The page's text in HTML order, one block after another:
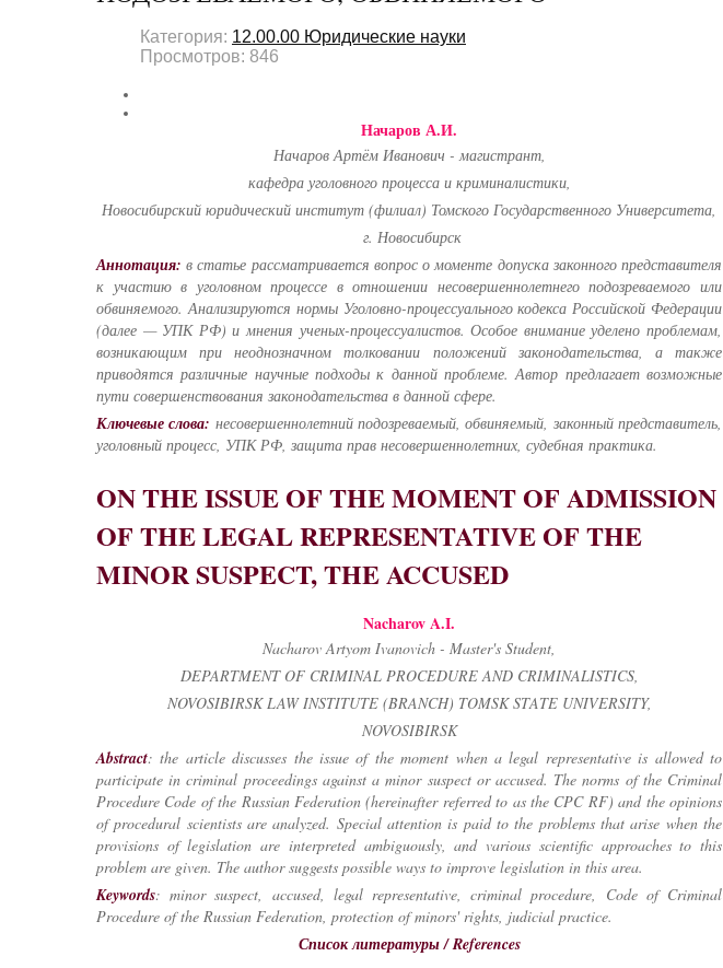
Категория: 12.00.00 Юридические науки
Просмотров: 846
Начаров А.И.
Начаров Артём Иванович - магистрант,
кафедра уголовного процесса и криминалистики,
Новосибирский юридический институт (филиал) Томского Государственного Университета,
г. Новосибирск
Аннотация: в статье рассматривается вопрос о моменте допуска законного представителя
к участию в уголовном процессе в отношении несовершеннолетнего подозреваемого или
обвиняемого. Анализируются нормы Уголовно-процессуального кодекса Российской Федерации
(далее — УПК РФ) и мнения ученых-процессуалистов. Особое внимание уделено проблемам,
возникающим при неоднозначном толковании положений законодательства, а также
приводятся различные научные подходы к данной проблеме. Автор предлагает возможные
пути совершенствования законодательства в данной сфере.
Ключевые слова: несовершеннолетний подозреваемый, обвиняемый, законный представитель,
уголовный процесс, УПК РФ, защита прав несовершеннолетних, судебная практика.
ON THE ISSUE OF THE MOMENT OF ADMISSION
OF THE LEGAL REPRESENTATIVE OF THE
MINOR SUSPECT, THE ACCUSED
Nacharov A.I.
Nacharov Artyom Ivanovich - Master's Student,
DEPARTMENT OF CRIMINAL PROCEDURE AND CRIMINALISTICS,
NOVOSIBIRSK LAW INSTITUTE (BRANCH) TOMSK STATE UNIVERSITY,
NOVOSIBIRSK
Abstract: the article discusses the issue of the moment when a legal representative is allowed to
participate in criminal proceedings against a minor suspect or accused. The norms of the Criminal
Procedure Code of the Russian Federation (hereinafter referred to as the CPC RF) and the opinions
of procedural scientists are analyzed. Special attention is paid to the problems that arise when the
provisions of legislation are interpreted ambiguously, and various scientific approaches to this
problem are given. The author suggests possible ways to improve legislation in this area.
Keywords: minor suspect, accused, legal representative, criminal procedure, Code of Criminal
Procedure of the Russian Federation, protection of minors' rights, judicial practice.
Список литературы / References